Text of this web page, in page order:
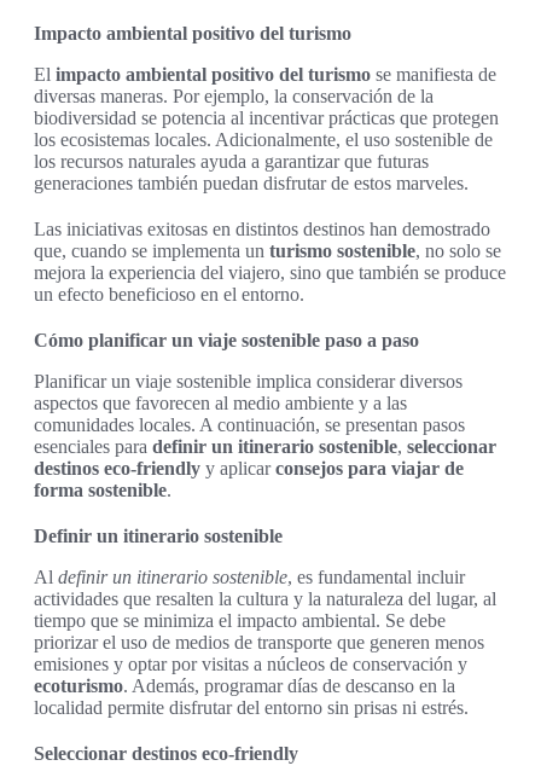
Impacto ambiental positivo del turismo
El impacto ambiental positivo del turismo se manifiesta de
diversas maneras. Por ejemplo, la conservación de la
biodiversidad se potencia al incentivar prácticas que protegen
los ecosistemas locales. Adicionalmente, el uso sostenible de
los recursos naturales ayuda a garantizar que futuras
generaciones también puedan disfrutar de estos marveles.
Las iniciativas exitosas en distintos destinos han demostrado
que, cuando se implementa un turismo sostenible, no solo se
mejora la experiencia del viajero, sino que también se produce
un efecto beneficioso en el entorno.
Cómo planificar un viaje sostenible paso a paso
Planificar un viaje sostenible implica considerar diversos
aspectos que favorecen al medio ambiente y a las
comunidades locales. A continuación, se presentan pasos
esenciales para definir un itinerario sostenible, seleccionar
destinos eco-friendly y aplicarconsejos para viajar de
forma sostenible.
Definir un itinerario sostenible
Al definir un itinerario sostenible, es fundamental incluir
actividades que resalten la cultura y la naturaleza del lugar, al
tiempo que se minimiza el impacto ambiental. Se debe
priorizar el uso de medios de transporte que generen menos
emisiones y optar por visitas a núcleos de conservación y
ecoturismo. Además, programar días de descanso en la
localidad permite disfrutar del entorno sin prisas ni estrés.
Seleccionar destinos eco-friendly